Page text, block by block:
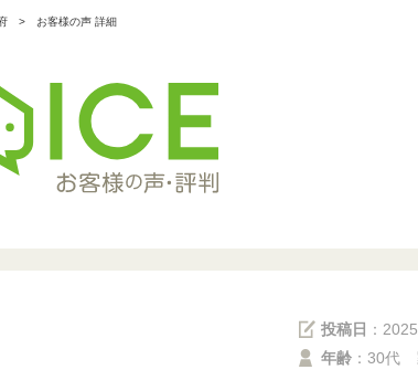
お客様の声 詳細
投稿日 ：
年齢 ：30代